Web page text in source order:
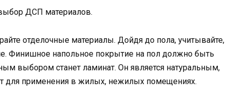
ДСП материалов.
отделочные материалы. Дойдя до пола, учитывайте,
Финишное напольное покрытие на пол должно быть
выбором станет ламинат. Он является натуральным,
для применения в жилых, нежилых помещениях.